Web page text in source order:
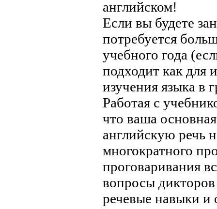
английском!
Если вы будете
потребуется
учебного года
подходит как для
изучения языка в
Работая с
что ваша
английскую речь
многократного
проговаривания
вопросы
речевые навыки и